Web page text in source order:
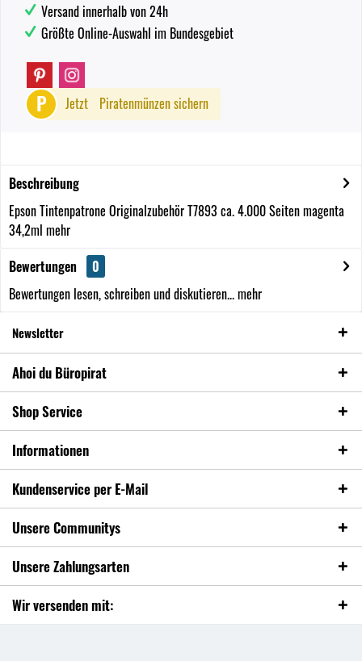
Versand innerhalb von 24h
Größte Online-Auswahl im Bundesgebiet
P Jetzt Piratenmünzen sichern
Beschreibung
Epson Tintenpatrone Originalzubehör T7893 ca. 4.000 Seiten magenta
34,2ml mehr
Bewertungen
0
Bewertungen lesen, schreiben und diskutieren...mehr
Newsletter
Ahoi du Büropirat
Shop Service
Informationen
Kundenservice per E-Mail
Unsere Communitys
Unsere Zahlungsarten
Wir versenden mit: